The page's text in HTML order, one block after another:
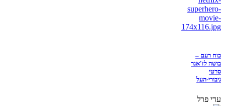
כוח רעם –
בושה לז'אנר
סרטי
גיבורי-העל
עדי פרל